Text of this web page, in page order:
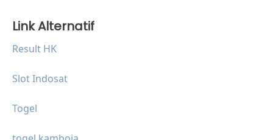
Link Alternatif
Result HK
Slot Indosat
Togel